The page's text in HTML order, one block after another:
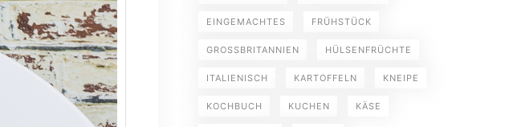
EINGEMACHTES FRÜHSTÜCK
GROSSBRITANNIEN HÜLSENFRÜCHTE
ITALIENISCH KARTOFFELN KNEIPE
KOCHBUCH KUCHEN KÄSE